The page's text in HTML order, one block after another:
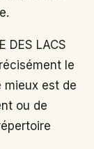
DES LACS
le
mieux est de
ou de